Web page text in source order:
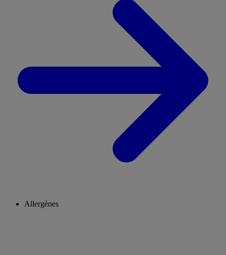
Allergènes